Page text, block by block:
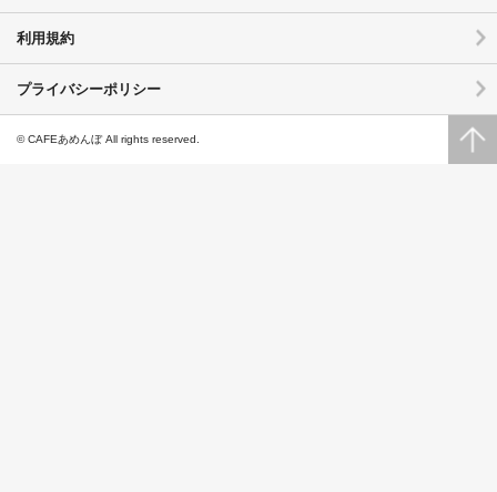
利用規約
プライバシーポリシー
© CAFEあめんぼ All rights reserved.